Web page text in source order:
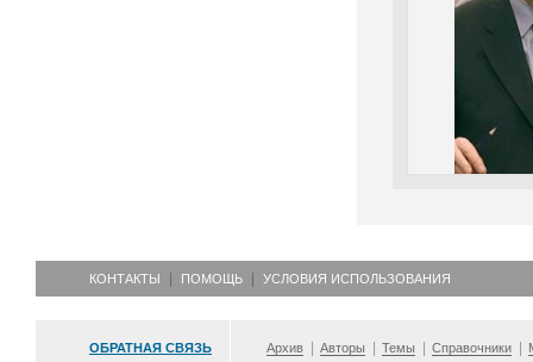
КОНТАКТЫ ПОМОЩЬ УСЛОВИЯ ИСПОЛЬЗОВАНИЯ
ОБРАТНАЯ СВЯЗЬ Архив Авторы Темы Справочники